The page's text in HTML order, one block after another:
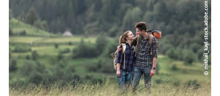
© mikhail_kayl-stock.adobe.com